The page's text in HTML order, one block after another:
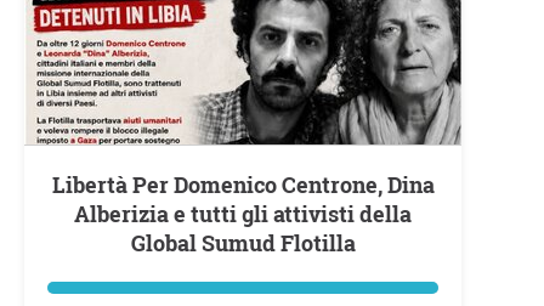
Libertà Per Domenico Centrone, Dina
Alberizia e tutti gli attivisti della
Global Sumud Flotilla